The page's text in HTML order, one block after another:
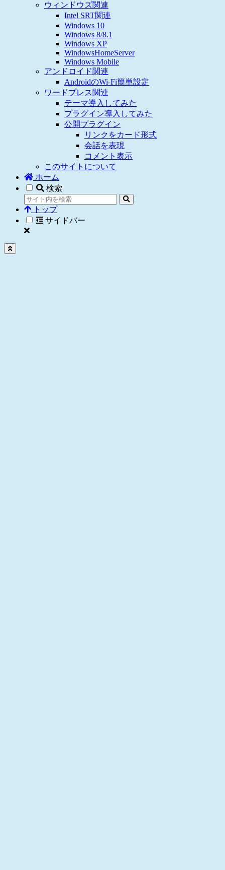
ウィンドウズ関連
Intel SRT関連
Windows 10
Windows 8/8.1
Windows XP
WindowsHomeServer
Windows Mobile
アンドロイド関連
AndroidのWi-Fi簡単設定
ワードプレス関連
テーマ導入してみた
プラグイン導入してみた
公開プラグイン
リンクをカード形式
会話を表現
コメント表示
このサイトについて
ホーム
検索
トップ
サイドバー